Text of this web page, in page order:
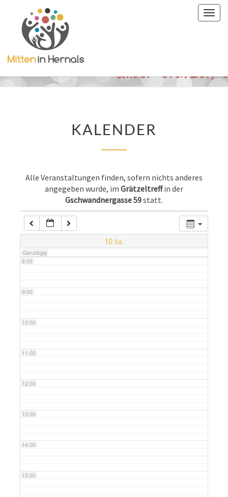
KALENDER
Alle Veranstaltungen finden, sofern nichts anderes
angegeben wurde, im Grätzeltreffin der
Gschwandnergasse 59statt.
10 Sa.
Ganztägig
0:00
1:00
2:00
7:00
8:00
9:00
10:00
11:00
12:00
13:00
14:00
15:00